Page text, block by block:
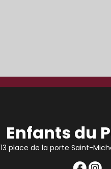
Enfants du
13 place de la porte Saint-